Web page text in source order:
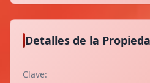
Detalles de la
Clave: